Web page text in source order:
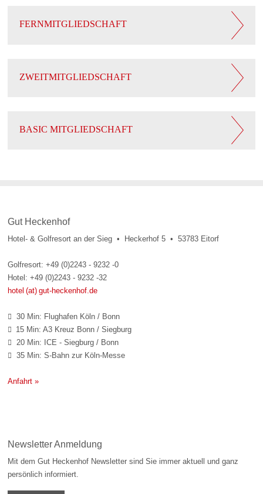
FERNMITGLIEDSCHAFT
ZWEITMITGLIEDSCHAFT
BASIC MITGLIEDSCHAFT
Gut Heckenhof
Hotel- & Golfresort an der Sieg • Heckerhof 5 • 53783 Eitorf
Golfresort: +49 (0)2243 - 9232 -0
Hotel: +49 (0)2243 - 9232 -32
hotel (at) gut-heckenhof.de
 30 Min: Flughafen Köln / Bonn
 15 Min: A3 Kreuz Bonn / Siegburg
 20 Min: ICE - Siegburg / Bonn
 35 Min: S-Bahn zur Köln-Messe
Anfahrt »
Newsletter Anmeldung
Mit dem Gut Heckenhof Newsletter sind Sie immer aktuell und ganz
persönlich informiert.